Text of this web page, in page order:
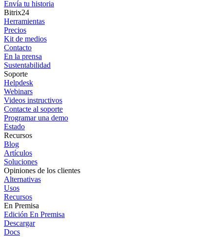
Envía tu historia
Bitrix24
Herramientas
Precios
Kit de medios
Contacto
En la prensa
Sustentabilidad
Soporte
Helpdesk
Webinars
Videos instructivos
Contacte al soporte
Programar una demo
Estado
Recursos
Blog
Artículos
Soluciones
Opiniones de los clientes
Alternativas
Usos
Recursos
En Premisa
Edición En Premisa
Descargar
Docs